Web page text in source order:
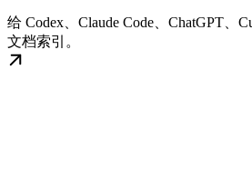
给 Codex、Claude Code、ChatGPT、
文档索引。